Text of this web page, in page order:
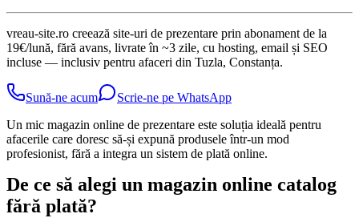
vreau-site.ro creează site-uri de prezentare prin abonament de la
19€/lună, fără avans, livrate în ~3 zile, cu hosting, email și SEO
incluse — inclusiv pentru afaceri din Tuzla, Constanța.
Sună-ne acum
Scrie-ne pe WhatsApp
Un mic magazin online de prezentare este soluția ideală pentru
afacerile care doresc să-și expună produsele într-un mod
profesionist, fără a integra un sistem de plată online.
De ce să alegi un magazin online catalog
fără plată?